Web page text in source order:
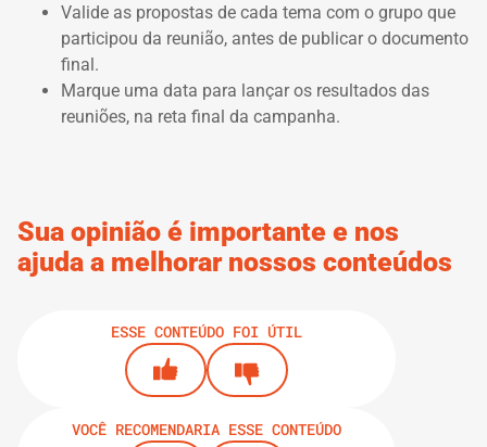
Valide as propostas de cada tema com o grupo que
participou da reunião, antes de publicar o documento
final.
Marque uma data para lançar os resultados das
reuniões, na reta final da campanha.
Sua opinião é importante e nos
ajuda a melhorar nossos conteúdos
ESSE CONTEÚDO FOI ÚTIL
VOCÊ RECOMENDARIA ESSE CONTEÚDO